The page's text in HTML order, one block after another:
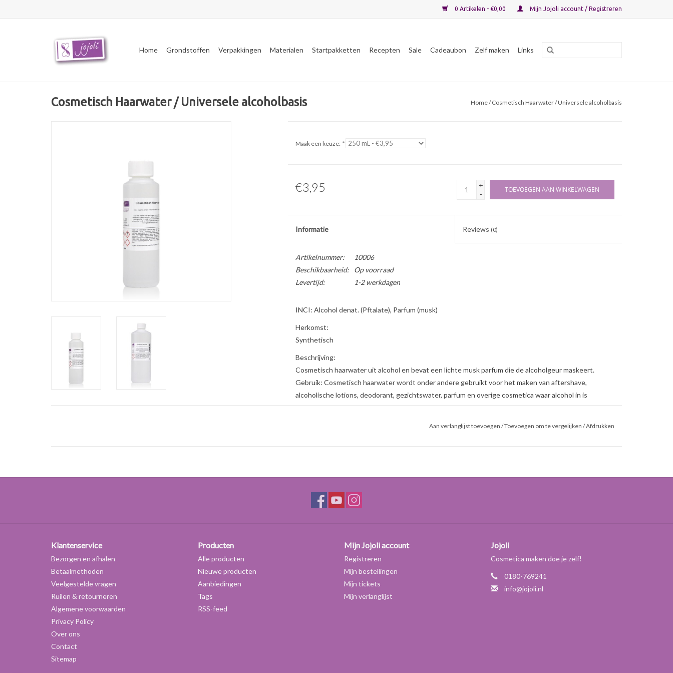
0 Artikelen - €0,00 Mijn Jojoli account / Registreren
Home Grondstoffen Verpakkingen Materialen Startpakketten Recepten Sale Cadeaubon Zelf maken Links
Cosmetisch Haarwater / Universele alcoholbasis Home/ Cosmetisch Haarwater / Universele alcoholbasis
Maak een keuze: *
€3,95
+
-
TOEVOEGEN AAN WINKELWAGEN
Informatie Reviews (0)
Artikelnummer:
10006
Beschikbaarheid:
Op voorraad
Levertijd:
1-2 werkdagen
INCI: Alcohol denat. (Pftalate), Parfum (musk)
Herkomst:
Synthetisch
Beschrijving:
Cosmetisch haarwater uit alcohol en bevat een lichte musk parfum die de alcoholgeur maskeert.
Gebruik: Cosmetisch haarwater wordt onder andere gebruikt voor het maken van aftershave,
alcoholische lotions, deodorant, gezichtswater, parfum en overige cosmetica waar alcohol in is
Voorheen bevatte haarwater ook D-panthenol, maar voor bredere toepasbaarheid is dat nu uit de
dan om de bestelling af te halen of de bestelling op te splitsen.
Aan verlanglijst toevoegen /Toevoegen om te vergelijken /Afdrukken
Klantenservice
Bezorgen en afhalen
Betaalmethoden
Veelgestelde vragen
Ruilen & retourneren
Algemene voorwaarden
Privacy Policy
Over ons
Contact
Sitemap
Producten
Alle producten
Nieuwe producten
Aanbiedingen
Tags
RSS-feed
Mijn Jojoli account
Registreren
Mijn bestellingen
Mijn tickets
Mijn verlanglijst
Jojoli
Cosmetica maken doe je zelf!
0180-769241
info@jojoli.nl